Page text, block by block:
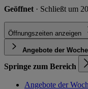
Geöffnet · Schließt um
Öffnungszeiten anzeigen
Angebote der Woche
Springe zum Bereich
Angebote der